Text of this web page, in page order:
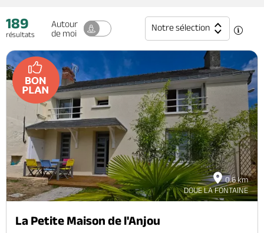
189
résultats
Autour
de moi
Notre sélection
0.6 km
DOUE LA FONTAINE
La Petite Maison de l'Anjou